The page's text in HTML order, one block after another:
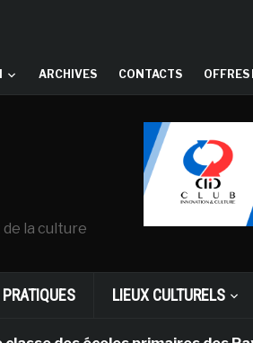
ARCHIVES CONTACTS OFFRES
la culture
PRATIQUES LIEUX CULTURELS